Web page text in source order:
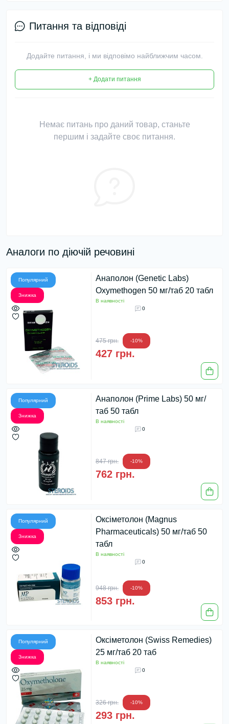
Питання та відповіді
Додайте питання, і ми відповімо найближчим часом.
+ Додати питання
Немає питань про даний товар, станьте
першим і задайте своє питання.
Аналоги по діючій речовині
Популярний
Знижка
Анаполон (Genetic Labs)
Oxymethogen 50 мг/таб 20 табл
В наявності
0
475 грн. -10%
427 грн.
Популярний
Знижка
Анаполон (Prime Labs) 50 мг/
таб 50 табл
В наявності
0
847 грн. -10%
762 грн.
Популярний
Знижка
Оксіметолон (Magnus
Pharmaceuticals) 50 мг/таб 50
табл
В наявності
0
948 грн. -10%
853 грн.
Популярний
Знижка
Оксіметолон (Swiss Remedies)
25 мг/таб 20 таб
В наявності
0
326 грн. -10%
293 грн.